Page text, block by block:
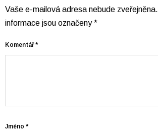
Vaše e-mailová adresa nebude zveřejněna.
informace jsou označeny*
Komentář*
Jméno *